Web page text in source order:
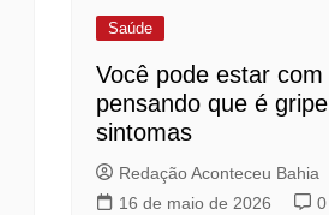
Saúde
Você pode estar
pensando que é
sintomas
Redação Aconteceu Bahia
16 de maio de 2026
0